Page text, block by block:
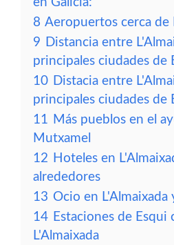
8 Aeropuertos cerca de
9 Distancia entre
principales ciudades de
10 Distacia entre
principales ciudades de
11 Más pueblos en el
Mutxamel
12 Hoteles en
alrededores
13 Ocio en L'Almaixada
14 Estaciones de Esqui
L'Almaixada